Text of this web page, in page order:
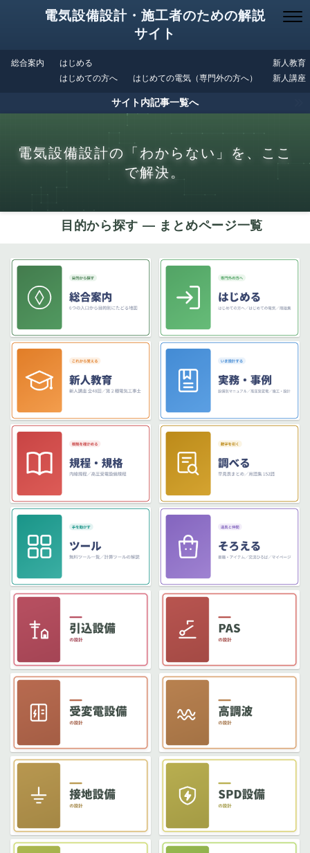
電気設備設計・施工者のための解説
サイト
総合案内
はじめる
はじめての方へ
はじめての電気（専門外の方へ）
新人教育
新人講座
サイト内記事一覧へ
電気設備設計の「わからない」を、ここ
で解決。